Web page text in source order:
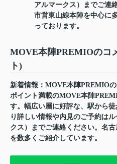
アルマークス）までご連
市営東山線本陣を中心に
っております。
MOVE本陣PREMIOのコ
ト)
新着情報：MOVE本陣PREMIO
ポイント満載のMOVE本陣
す。幅広い層に好評な、駅から
り詳しい情報や内見のご予約は
クス）までご連絡ください。名
を数多くご紹介しています。